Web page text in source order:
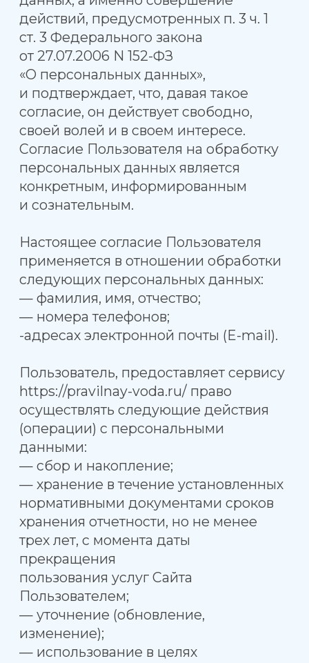
Пользователь, предоставляет сервису
https://pravilnay-voda.ru/ право
осуществлять следующие действия
(операции) с персональными
данными:
— сбор и накопление;
— хранение в течение установленных
нормативными документами сроков
хранения отчетности, но не менее
трех лет, с момента даты
прекращения
Пользователем;
— уточнение (обновление,
изменение);
— использование в целях
— уничтожение;
третьим лицам, с соблюдением мер,
обеспечивающих защиту
персональных данных
от несанкционированного доступа.
Указанное согласие действует
бессрочно с момента предоставления
путем подачи заявления
администрации Сайта с указанием
данных, определенных ст. 14 Закона
«О персональных данных». Отзыв
согласия на обработку персональных
данных может быть осуществлен
путем направления Пользователем
соответствующего распоряжения
в простой письменной форме
на адрес электронной почты (E-mail)
__________________. Сайт не несет
ответственности за использование
(как правомерное, так и
неправомерное) третьими лицами
информации, размещенной
Пользователем на Сайте, включая
её воспроизведение
и распространение, осуществленные
всеми возможными способами. Сайт
имеет право вносить изменения
в настоящее Соглашение. При
внесении изменений в актуальной